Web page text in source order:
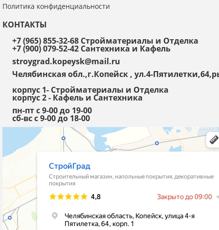
Политика конфиденциальности
КОНТАКТЫ
+7 (965) 855-32-68 Стройматериалы и Отделка
+7 (900) 079-52-42 Сантехника и Кафель
stroygrad.kopeysk@mail.ru
Челябинская обл.,г.Копейск , ул.4-
корпус 1- Стройматериалы и Отделка
корпус 2 - Кафель и Сантехника
пн-пт с 9-00 до 19-00
сб-вс с 9-00 до 18-00